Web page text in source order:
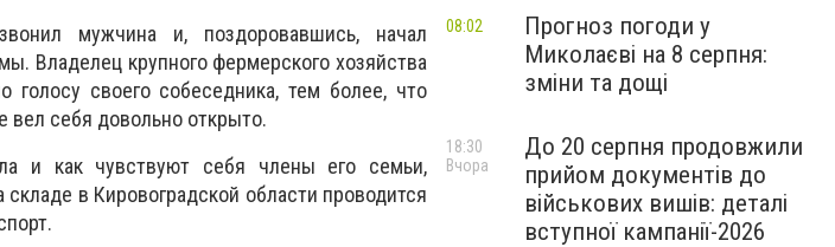
мужчина и, поздоровавшись, начал
Владелец крупного фермерского хозяйства
голосу своего собеседника, тем более, что
вел себя довольно открыто.
и как чувствуют себя члены его семьи,
в Кировоградской области проводится
Прогноз погоди у
Миколаєві на 8 серпня:
зміни та дощі
08:02
До 20 серпня продовжили
прийом документів до
військових вишів: деталі
вступної кампанії-2026
18:30
Вчора